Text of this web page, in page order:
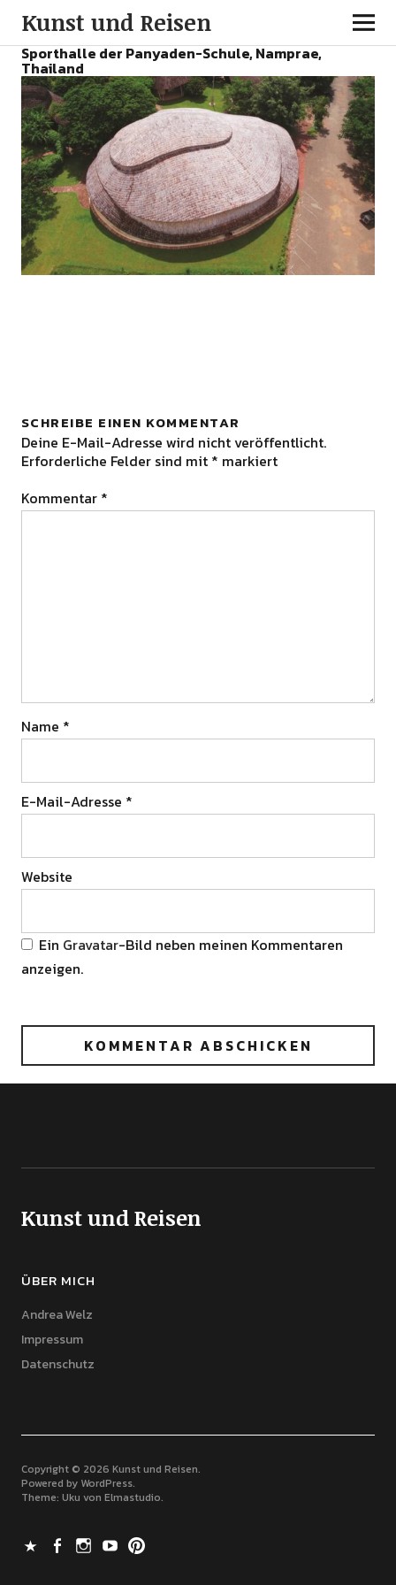
Kunst und Reisen
Sporthalle der Panyaden-Schule, Namprae,
Thailand
SCHREIBE EINEN KOMMENTAR
Deine E-Mail-Adresse wird nicht veröffentlicht.
Erforderliche Felder sind mit * markiert
Kommentar *
Name *
E-Mail-Adresse *
Website
Ein Gravatar-Bild neben meinen Kommentaren
anzeigen.
Kunst und Reisen
ÜBER MICH
Andrea Welz
Impressum
Datenschutz
Copyright © 2026 Kunst und Reisen
Powered by WordPress
Theme: Uku von Elmastudio